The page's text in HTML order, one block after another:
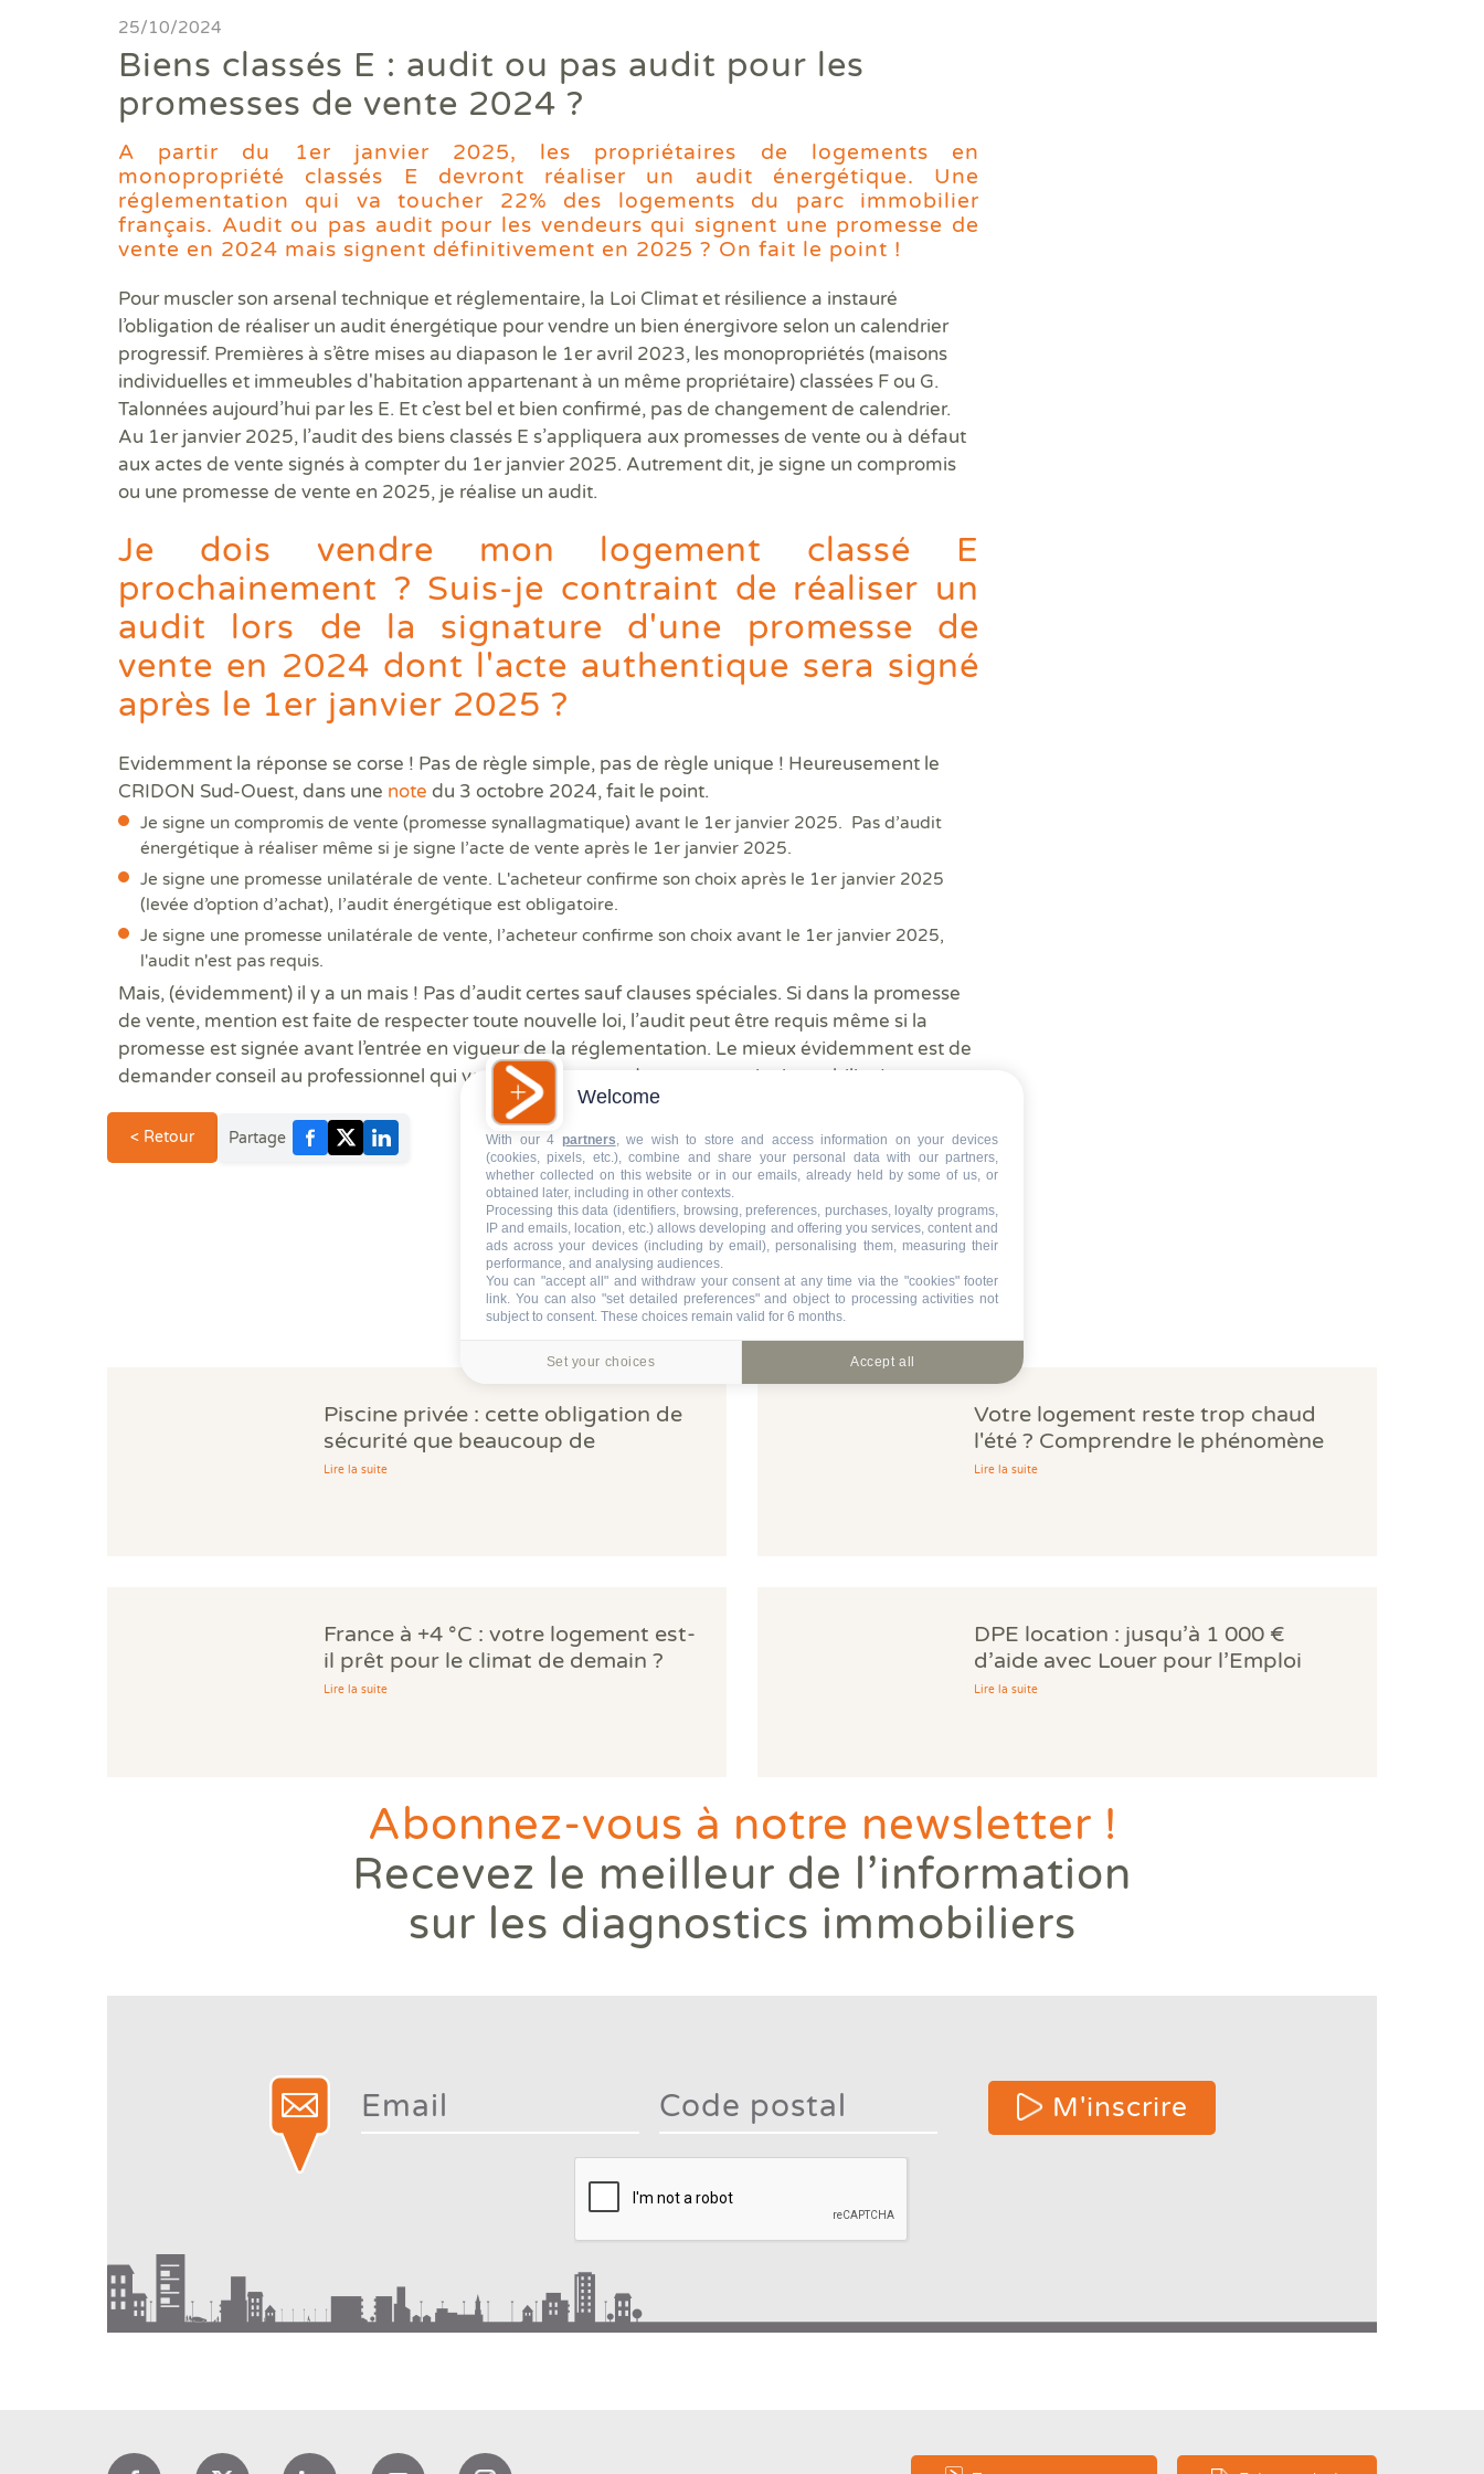
Diagnostics avant travaux
Mieux nous connaitre
Actualités
Faire un devis
Trouver une agence
Devenir franchisé
Offres d'emploi
Contact
Diagamter réalise vos diagnostics immobiliers
et s'engage à être irréprochable pour votre bien !
Trouver une agence
Quels sont les diagnostics immobiliers obligatoires lors d'une vente ou une location ?
Assainissement Collectif et Non collectif
Audit énergétique réglementaire
DPE - Diagnostic de performance énergétique
Diagnostic Etat Parasitaire
Diagnostic Mérules
Diagnostic Plomb dans l'Eau
Diagnostic Sécurité Piscine
Diagnostic amiante
Diagnostic gaz
Diagnostic logement décent
Diagnostic électricité
Défiscalisation logement "Ancien"
ERP Etat des Risques et Pollutions
Etat des lieux
Plan 3D Diagplan
Quels diagnostics pour bénéficier des aides à la rénovation ?
Audit énergétique rénovation MonAuditRénov'
Vos diagnostics immobiliers en copropriété
DPE collectif
Etat descriptif de division
PPPT Projet de Plan Pluriannuel de Travaux
Répartitions de charges et tantièmes
Diagnostics avant et après travaux ou démolition
Contrôle périodique amiante
Diagnostic termites avant démolition
Diagnostic/Contrôle amiante avant démolition
Diagnostic/Contrôle amiante avant travaux
Diagnostics amiante et HAP sur enrobés
Examen visuel plomb après travaux
Qui sommes-nous ?
DIAG TV
25/10/2024
Biens classés E : audit ou pas audit pour les
promesses de vente 2024 ?
A partir du 1er janvier 2025, les propriétaires de logements en
monopropriété classés E devront réaliser un audit énergétique. Une
réglementation qui va toucher 22% des logements du parc immobilier
français. Audit ou pas audit pour les vendeurs qui signent une promesse de
vente en 2024 mais signent définitivement en 2025 ? On fait le point !
Pour muscler son arsenal technique et réglementaire, la Loi Climat et résilience a instauré
l’obligation de réaliser un audit énergétique pour vendre un bien énergivore selon un calendrier
progressif. Premières à s’être mises au diapason le 1er avril 2023, les monopropriétés (maisons
individuelles et immeubles d'habitation appartenant à un même propriétaire) classées F ou G.
Talonnées aujourd’hui par les E. Et c’est bel et bien confirmé, pas de changement de calendrier.
Au 1er janvier 2025, l’audit des biens classés E s’appliquera aux promesses de vente ou à défaut
aux actes de vente signés à compter du 1er janvier 2025. Autrement dit, je signe un compromis
ou une promesse de vente en 2025, je réalise un audit.
Je dois vendre mon logement classé E
prochainement ? Suis-je contraint de réaliser un
audit lors de la signature d'une promesse de
vente en 2024 dont l'acte authentique sera signé
après le 1er janvier 2025 ?
Evidemment la réponse se corse ! Pas de règle simple, pas de règle unique ! Heureusement le
CRIDON Sud-Ouest, dans une note du 3 octobre 2024, fait le point.
Je signe un compromis de vente (promesse synallagmatique) avant le 1er janvier 2025. Pas d’audit
énergétique à réaliser même si je signe l’acte de vente après le 1er janvier 2025.
Je signe une promesse unilatérale de vente. L'acheteur confirme son choix après le 1er janvier 2025
(levée d’option d’achat), l’audit énergétique est obligatoire.
Je signe une promesse unilatérale de vente, l’acheteur confirme son choix avant le 1er janvier 2025,
l'audit n'est pas requis.
Mais, (évidemment) il y a un mais ! Pas d’audit certes sauf clauses spéciales. Si dans la promesse
de vente, mention est faite de respecter toute nouvelle loi, l’audit peut être requis même si la
promesse est signée avant l’entrée en vigueur de la réglementation. Le mieux évidemment est de
demander conseil au professionnel qui vous accompagne dans votre projet immobilier !
< Retour Partage
À lire aussi
Piscine privée : cette obligation de
sécurité que beaucoup de
propriétaires ignorent
Lire la suite
Votre logement reste trop chaud
l'été ? Comprendre le phénomène
des bouilloires thermiques.
Lire la suite
France à +4 °C : votre logement est-
il prêt pour le climat de demain ?
Lire la suite
DPE location : jusqu’à 1 000 €
d’aide avec Louer pour l’Emploi
Lire la suite
Abonnez-vous à notre newsletter !
Recevez le meilleur de l’information
sur les diagnostics immobiliers
characters for
characters
M'inscrire
Welcome
With our 4 partners , we wish to store and access information on your devices
(cookies, pixels, etc.), combine and share your personal data with our partners,
whether collected on this website or in our emails, already held by some of us, or
obtained later, including in other contexts.
Processing this data (identifiers, browsing, preferences, purchases, loyalty programs,
IP and emails, location, etc.) allows developing and offering you services, content and
ads across your devices (including by email), personalising them, measuring their
performance, and analysing audiences.
You can "accept all" and withdraw your consent at any time via the "cookies" footer
link . You can also "set detailed preferences" and object to processing activities not
subject to consent. These choices remain valid for 6 months.
Set your choices Accept all